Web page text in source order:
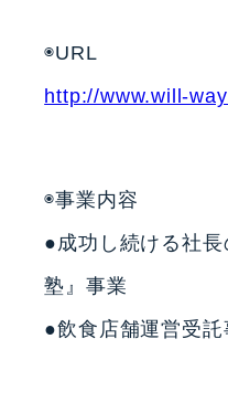
◉URL
http://www.will-
◉事業内容
●成功し続ける社
塾』事業
●飲食店舗運営受託